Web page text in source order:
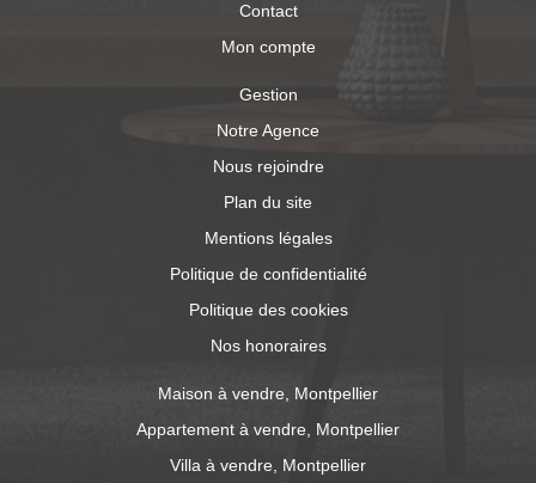
Contact
Mon compte
Gestion
Notre Agence
Nous rejoindre
Plan du site
Mentions légales
Politique de confidentialité
Politique des cookies
Nos honoraires
Maison à vendre, Montpellier
Appartement à vendre, Montpellier
Villa à vendre, Montpellier